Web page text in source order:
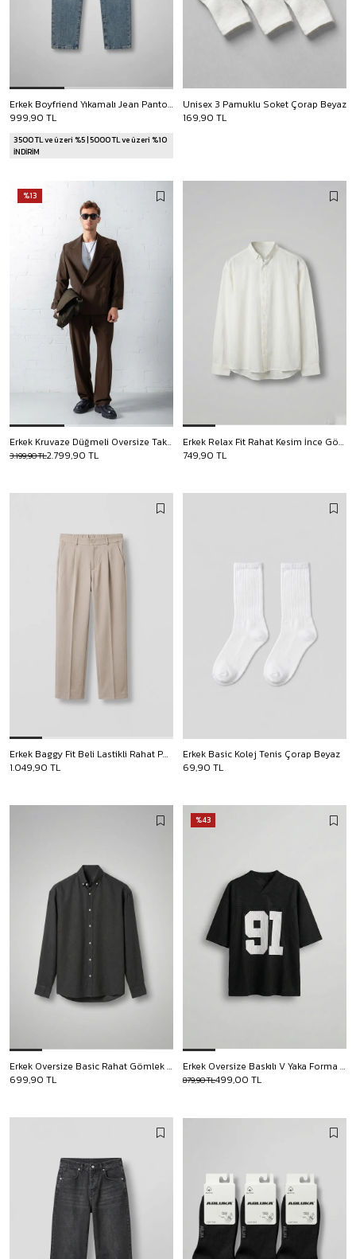
Erkek Boyfriend Yıkamalı Jean Pantolon Mavi
999,90 TL
3500 TL ve üzeri %5 | 5000 TL ve üzeri %10
İNDİRİM
Unisex 3 Pamuklu Soket Çorap Beyaz
169,90 TL
%13
Erkek Kruvaze Düğmeli Oversize Takım Elbise Kahverengi
2.799,90 TL
3.199,90 TL
Erkek Relax Fit Rahat Kesim İnce Gömlek Beyaz
749,90 TL
Erkek Baggy Fit Beli Lastikli Rahat Pantolon Bej
1.049,90 TL
Erkek Basic Kolej Tenis Çorap Beyaz
69,90 TL
Erkek Oversize Basic Rahat Gömlek Siyah
699,90 TL
%43
Erkek Oversize Baskılı V Yaka Forma T-Shirt Siyah
499,00 TL
879,90 TL